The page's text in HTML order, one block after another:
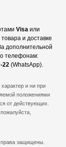
Visa или
и доставке
дополнительной
телефонам:
22 (WhatsApp).
и ни при
положениями
от действующих.
защищены.